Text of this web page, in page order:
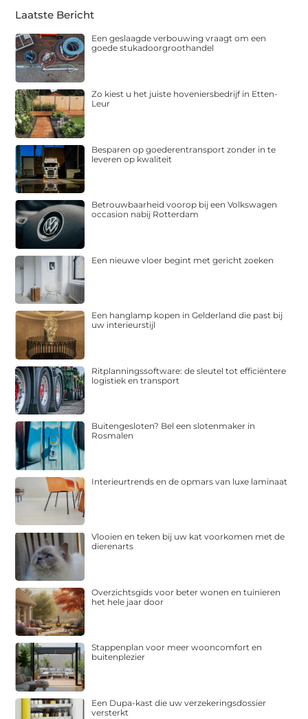
Laatste Bericht
Een geslaagde verbouwing vraagt om een
goede stukadoorgroothandel
Zo kiest u het juiste hoveniersbedrijf in Etten-
Leur
Besparen op goederentransport zonder in te
leveren op kwaliteit
Betrouwbaarheid voorop bij een Volkswagen
occasion nabij Rotterdam
Een nieuwe vloer begint met gericht zoeken
Een hanglamp kopen in Gelderland die past bij
uw interieurstijl
Ritplanningssoftware: de sleutel tot efficiëntere
logistiek en transport
Buitengesloten? Bel een slotenmaker in
Rosmalen
Interieurtrends en de opmars van luxe laminaat
Vlooien en teken bij uw kat voorkomen met de
dierenarts
Overzichtsgids voor beter wonen en tuinieren
het hele jaar door
Stappenplan voor meer wooncomfort en
buitenplezier
Een Dupa-kast die uw verzekeringsdossier
versterkt